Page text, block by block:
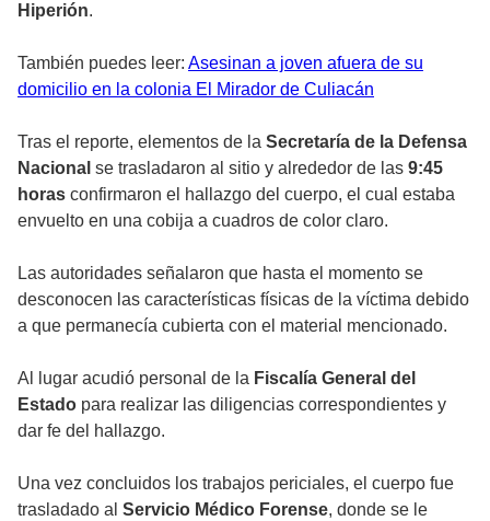
Hiperión.
También puedes leer: Asesinan a joven afuera de su
domicilio en la colonia El Mirador de Culiacán
Tras el reporte, elementos de la Secretaría de la Defensa
Nacional se trasladaron al sitio y alrededor de las 9:45
horas confirmaron el hallazgo del cuerpo, el cual estaba
envuelto en una cobija a cuadros de color claro.
Las autoridades señalaron que hasta el momento se
desconocen las características físicas de la víctima debido
a que permanecía cubierta con el material mencionado.
Al lugar acudió personal de la Fiscalía General del
Estado para realizar las diligencias correspondientes y
dar fe del hallazgo.
Una vez concluidos los trabajos periciales, el cuerpo fue
trasladado al Servicio Médico Forense, donde se le